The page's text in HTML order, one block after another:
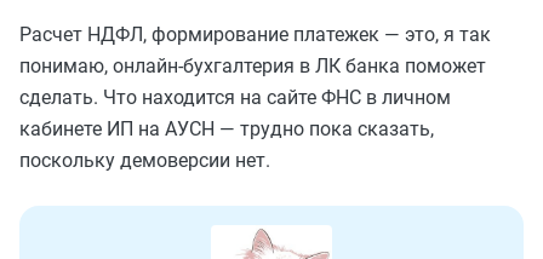
Расчет НДФЛ, формирование платежек — это, я так
понимаю, онлайн-бухгалтерия в ЛК банка поможет
сделать. Что находится на сайте ФНС в личном
кабинете ИП на АУСН — трудно пока сказать,
поскольку демоверсии нет.